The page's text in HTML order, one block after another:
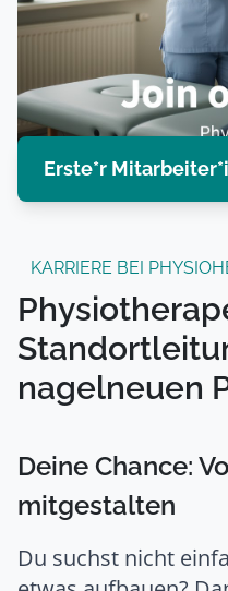
Erste*r
KARRIERE BEI
nagelneuen
Deine Chance:
mitgestalten
Du suchst nicht